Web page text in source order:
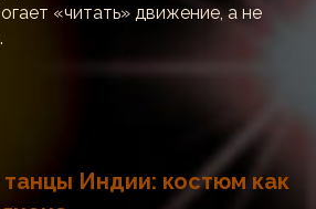
«читать» движение, а не
Индии: костюм как